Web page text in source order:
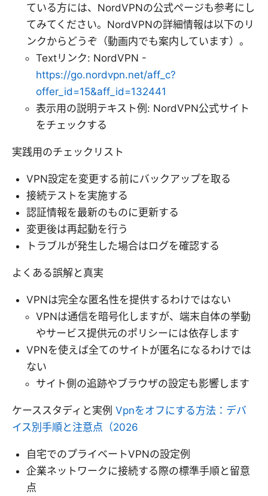
ている方には、NordVPNの公式ページも参考にし
てみてください。NordVPNの詳細情報は以下のリ
ンクからどうぞ（動画内でも案内しています）。
Textリンク: NordVPN -
https://go.nordvpn.net/aff_c?
offer_id=15&aff_id=132441
表示用の説明テキスト例: NordVPN公式サイト
をチェックする
実践用のチェックリスト
VPN設定を変更する前にバックアップを取る
接続テストを実施する
認証情報を最新のものに更新する
変更後は再起動を行う
トラブルが発生した場合はログを確認する
よくある誤解と真実
VPNは完全な匿名性を提供するわけではない
VPNは通信を暗号化しますが、端末自体の挙動
やサービス提供元のポリシーには依存します
VPNを使えば全てのサイトが匿名になるわけでは
ない
サイト側の追跡やブラウザの設定も影響します
ケーススタディと実例 Vpnをオフにする方法：デバ
イス別手順と注意点（2026
自宅でのプライベートVPNの設定例
企業ネットワークに接続する際の標準手順と留意
点